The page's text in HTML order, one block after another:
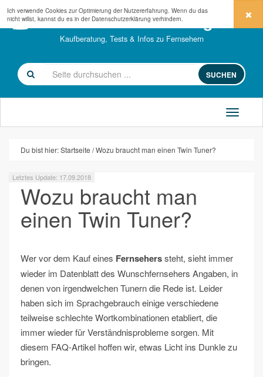
fernseher-kaufberatung.com
Kaufberatung, Tests & Infos zu Fernsehern
SUCHEN
Du bist hier:Startseite Wozu braucht man einen Twin Tuner?
Letztes Update: 17.09.2018
Wozu braucht man
einen Twin Tuner?
Wer vor dem Kauf eines Fernseherssteht, sieht immer
wieder im Datenblatt des Wunschfernsehers Angaben, in
denen von irgendwelchen Tunern die Rede ist. Leider
haben sich im Sprachgebrauch einige verschiedene
teilweise schlechte Wortkombinationen etabliert, die
immer wieder für Verständnisprobleme sorgen. Mit
diesem FAQ-Artikel hoffen wir, etwas Licht ins Dunkle zu
bringen.
Ich verwende Cookies zur Optimierung der Nutzererfahrung. Wenn du das
nicht willst, kannst du es in der Datenschutzerklärung verhindern.